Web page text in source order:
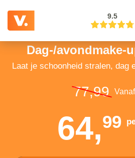
9.5
Dag-/avondmake-
Laat je schoonheid stralen, dag
77,99
64,99